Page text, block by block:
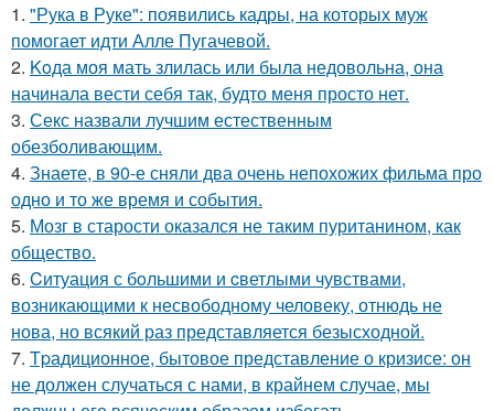
1. "Рука в Руке": появились кадры, на которых муж
помогает идти Алле Пугачевой.
2. Koда моя мать злилась или была недовольна, она
начинала вести себя так, будто меня просто нет.
3. Секс назвали лучшим естественным
обезболивающим.
4. Знаете, в 90-е сняли два очень непохожих фильма про
одно и то же время и события.
5. Мозг в старости оказался не таким пуританином, как
общество.
6. Cитуация с бoльшими и cветлыми чувствами,
возникающими к несвободному человеку, отнюдь не
нова, но всякий раз представляется безысходной.
7. Tpадиционное, бытовое представление о кризисе: он
не должен случаться с нами, в крайнем случае, мы